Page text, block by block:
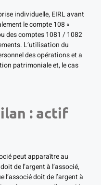
individuelle, EIRL avant
le compte 108 «
des comptes 1081 / 1082
L’utilisation du
des opérations et a
patrimoniale et, le cas
: actif
peut apparaître au
de l’argent à l’associé,
l’associé doit de l’argent à